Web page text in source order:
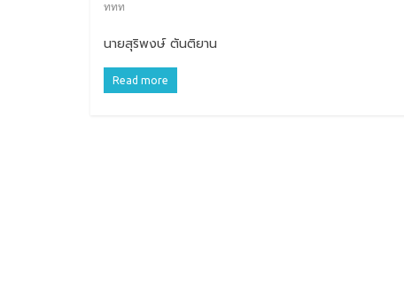
ททท
นายสุริพงษ์ ตันติยาน
Read more